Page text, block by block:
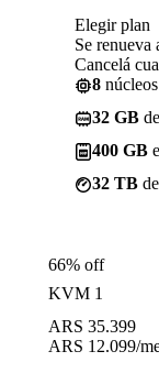
Elegir plan
Se renueva
Cancelá
8
32 GB
400 GB
32 TB
66% off
KVM 1
ARS 35.399
ARS 12.099/